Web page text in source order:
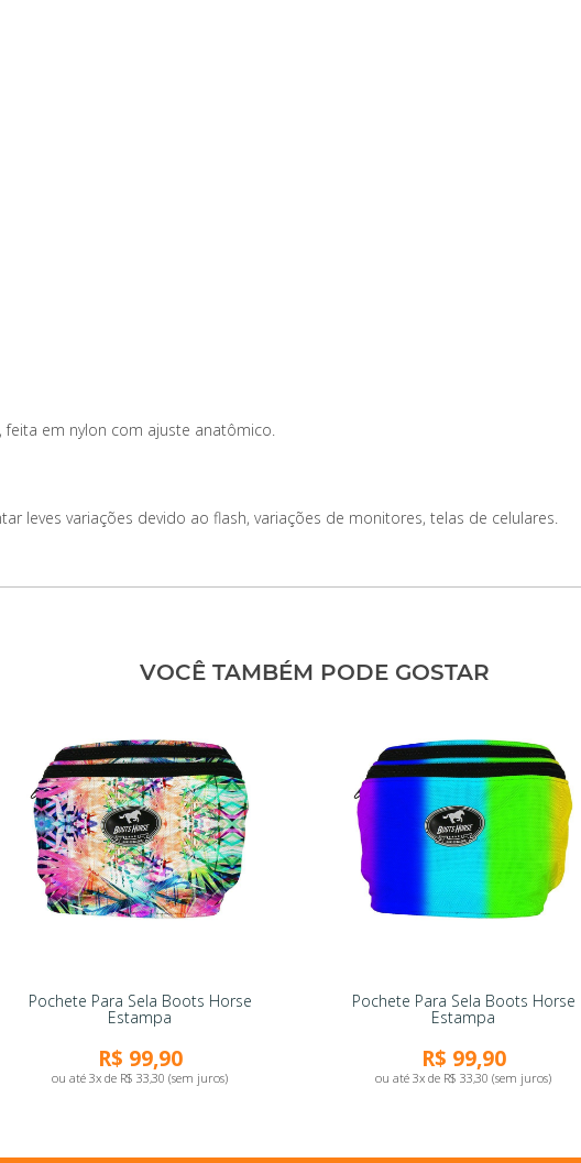
em nylon com ajuste anatômico.
leves variações devido ao flash, variações de monitores, telas de celulares.
VOCÊ TAMBÉM PODE GOSTAR
Pochete Para Sela Boots Horse
Estampa
R$ 99,90
ou até 3x de R$ 33,30 (sem juros)
Pochete Para Sela Boots Horse
Estampa
R$ 99,90
ou até 3x de R$ 33,30 (sem juros)